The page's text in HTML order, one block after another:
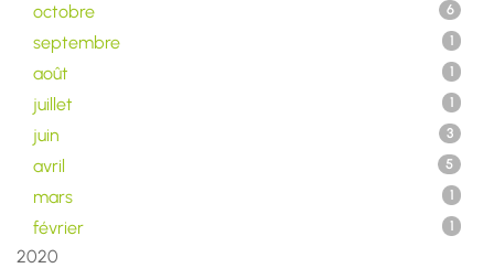
octobre 6
septembre 1
août 1
juillet 1
juin 3
avril 5
mars 1
février 1
2020